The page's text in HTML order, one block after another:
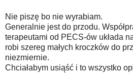
Nie piszę bo nie wyrabiam.
Generalnie jest do przodu.
terapeutami od PECS-ów układa
robi szereg małych kroczków do
niezmiernie.
Chciałabym usiąść i to wszystko